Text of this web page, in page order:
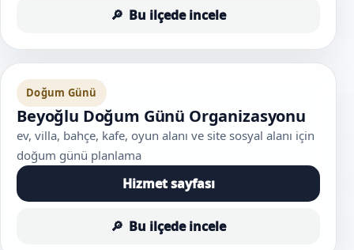
Bu ilçede incele
Doğum Günü
Beyoğlu Doğum Günü Organizasyonu
ev, villa, bahçe, kafe, oyun alanı ve site sosyal alanı için
doğum günü planlama
Hizmet sayfası
Bu ilçede incele